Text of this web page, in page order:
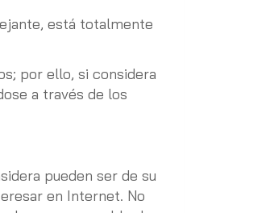
está totalmente
por ello, si considera
a través de los
pueden ser de su
en Internet. No